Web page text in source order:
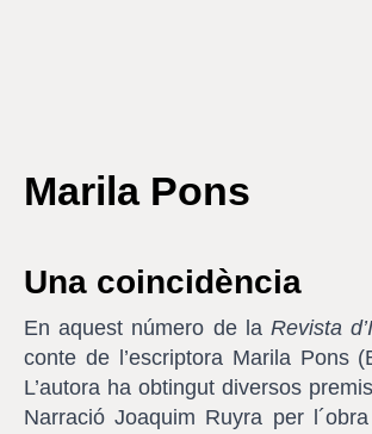
Marila Pons
Una coincidència
En aquest número de la Revista
conte de l’escriptora Marila Pons
L’autora ha obtingut diversos
Narració Joaquim Ruyra per